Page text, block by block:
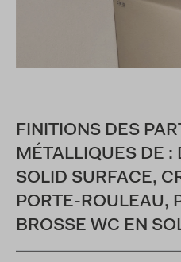
FINITIONS DES
MÉTALLIQUES DE :
SOLID SURFACE,
PORTE-ROULEAU,
BROSSE WC EN